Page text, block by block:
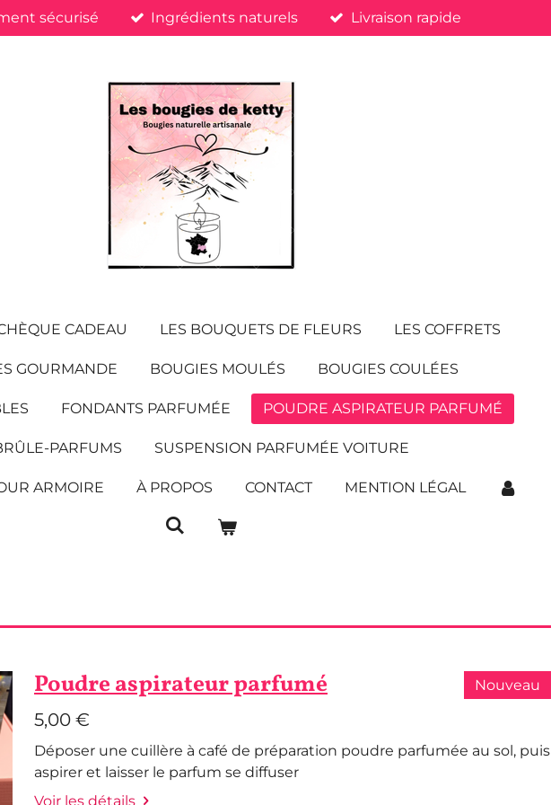
sécurisé Ingrédients naturels Livraison rapide
CADEAU LES BOUQUETS DE FLEURS LES COFFRETS
GOURMANDE BOUGIES MOULÉS BOUGIES COULÉES
FONDANTS PARFUMÉE POUDRE ASPIRATEUR PARFUMÉ
PARFUMS SUSPENSION PARFUMÉE VOITURE
ARMOIRE À PROPOS CONTACT MENTION LÉGAL
Nouveau
Poudre aspirateur parfumé
5,00 €
Déposer une cuillère à café de préparation poudre parfumée au sol, puis
aspirer et laisser le parfum se diffuser
Voir les détails